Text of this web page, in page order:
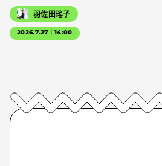
羽佐田瑤子
2026.7.27｜14:00